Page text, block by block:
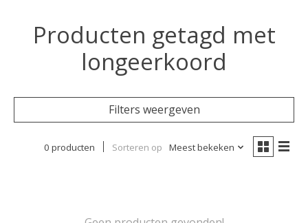
Producten getagd met
longeerkoord
Filters weergeven
0 producten Sorteren op Meest bekeken